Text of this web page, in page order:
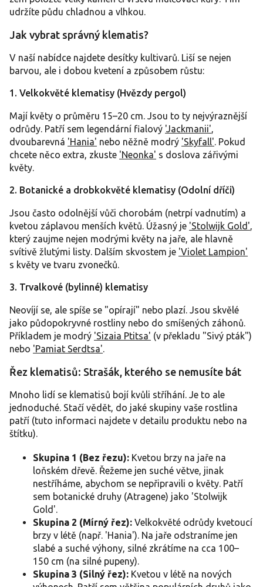
udržíte půdu chladnou a vlhkou.
Jak vybrat správný klematis?
V naší nabídce najdete desítky kultivarů. Liší se nejen
barvou, ale i dobou kvetení a způsobem růstu:
1. Velkokvěté klematisy (Hvězdy pergol)
Mají květy o průměru 15–20 cm. Jsou to ty nejvýraznější
odrůdy. Patří sem legendární fialový 'Jackmanii',
dvoubarevná 'Hania' nebo něžně modrý 'Skyfall'. Pokud
chcete něco extra, zkuste 'Neonka' s doslova zářivými
květy.
2. Botanické a drobkokvěté klematisy (Odolní dříči)
Jsou často odolnější vůči chorobám (netrpí vadnutím) a
kvetou záplavou menších květů. Úžasný je 'Stolwijk Gold',
který zaujme nejen modrými květy na jaře, ale hlavně
svítivě žlutými listy. Dalším skvostem je 'Violet Lampion'
s květy ve tvaru zvonečků.
3. Trvalkové (bylinné) klematisy
Neovíjí se, ale spíše se "opírají" nebo plazí. Jsou skvělé
jako půdopokryvné rostliny nebo do smíšených záhonů.
Příkladem je modrý 'Sizaia Ptitsa' (v překladu "Sivý pták")
nebo 'Pamiat Serdtsa'.
Řez klematisů: Strašák, kterého se nemusíte bát
Mnoho lidí se klematisů bojí kvůli stříhání. Je to ale
jednoduché. Stačí vědět, do jaké skupiny vaše rostlina
patří (tuto informaci najdete v detailu produktu nebo na
štítku).
Skupina 1 (Bez řezu): Kvetou brzy na jaře na
loňském dřevě. Řežeme jen suché větve, jinak
nestříháme, abychom se nepřipravili o květy. Patří
sem botanické druhy (Atragene) jako 'Stolwijk
Gold'.
Skupina 2 (Mírný řez): Velkokvěté odrůdy kvetoucí
brzy v létě (např. 'Hania'). Na jaře odstraníme jen
slabé a suché výhony, silné zkrátíme na cca 100–
150 cm (na silné pupeny).
Skupina 3 (Silný řez): Kvetou v létě na nových